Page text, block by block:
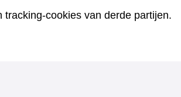
cookies van derde partijen.